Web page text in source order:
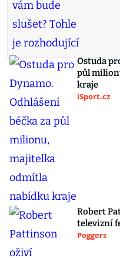
Ostuda
půl
kraje
iSport.cz
Robert
televizní
Poggers